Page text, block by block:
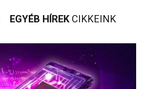
EGYÉB HÍREKCIKKEINK